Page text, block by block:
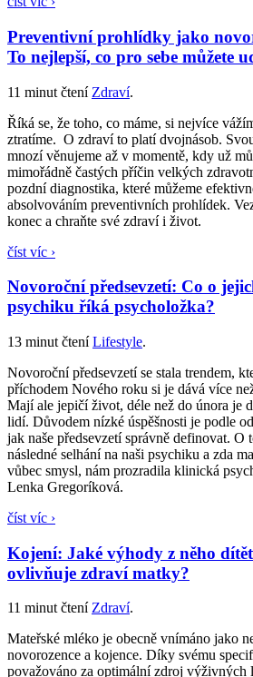
Preventivní prohlídky jako
To nejlepší, co pro sebe můžete
11 minut čtení Zdraví.
Říká se, že toho, co máme, si nejvíce
ztratíme. O zdraví to platí dvojnásob.
mnozí věnujeme až v momentě, kdy už
mimořádně častých příčin velkých
pozdní diagnostika, které můžeme
absolvováním preventivních prohlídek.
konec a chraňte své zdraví i život.
číst víc ›
Novoroční předsevzetí: Co o
psychiku říká psycholožka?
13 minut čtení Lifestyle.
Novoroční předsevzetí se stala trendem,
příchodem Nového roku si je dává více
Mají ale jepičí život, déle než do února je
lidí. Důvodem nízké úspěšnosti je podle
jak naše předsevzetí správně definovat. O
následné selhání na naši psychiku a zda
vůbec smysl, nám prozradila klinická
Lenka Gregoríková.
číst víc ›
Kojení: Jaké výhody z něho
ovlivňuje zdraví matky?
11 minut čtení Zdraví.
Mateřské mléko je obecně vnímáno jako
novorozence a kojence. Díky svému
považováno za optimální zdroj výživných